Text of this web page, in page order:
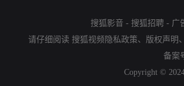
搜狐影音 - 搜狐招聘 - 广
请仔细阅读 搜狐视频隐私政策、 版权声明 、
备案
Copyright ©